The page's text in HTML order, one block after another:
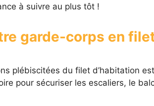
à suivre au plus tôt !
garde-corps en
plébiscitées du filet d’habitation
pour sécuriser les escaliers, le